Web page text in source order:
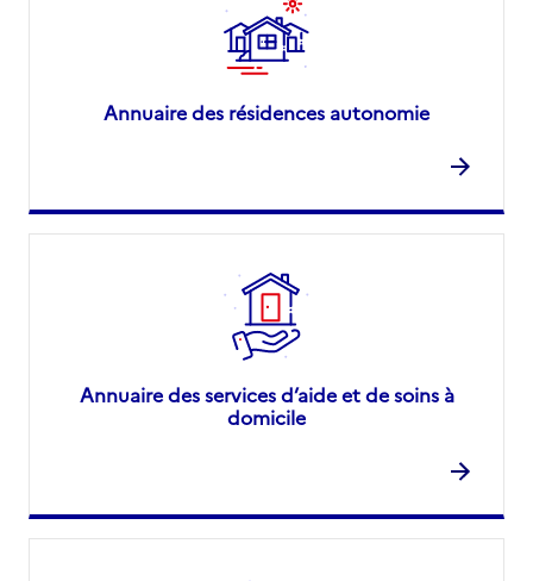
Annuaire des résidences autonomie
Annuaire des services d’aide et de soins à
domicile